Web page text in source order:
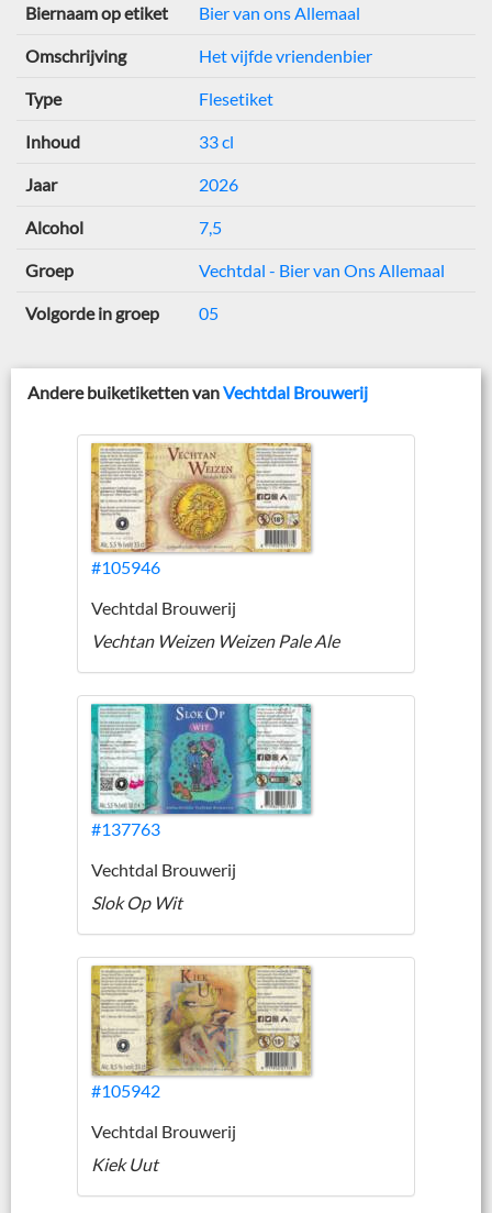
Biernaam op etiket Bier van ons Allemaal
Omschrijving Het vijfde vriendenbier
Type Flesetiket
Inhoud 33 cl
Jaar 2026
Alcohol 7,5
Groep Vechtdal - Bier van Ons Allemaal
Volgorde in groep 05
Andere buiketiketten vanVechtdal Brouwerij
#105946
Vechtdal Brouwerij
Vechtan Weizen Weizen Pale Ale
#137763
Vechtdal Brouwerij
Slok Op Wit
#105942
Vechtdal Brouwerij
Kiek Uut